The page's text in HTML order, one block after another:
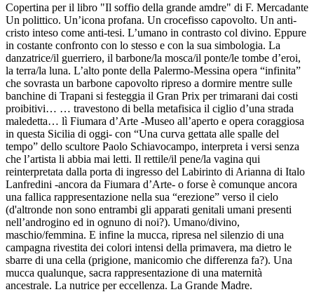
Copertina per il libro "Il soffio della grande amdre" di F. Mercadante
Un polittico. Un’icona profana. Un crocefisso capovolto. Un anti-
cristo inteso come anti-tesi. L’umano in contrasto col divino. Eppure
in costante confronto con lo stesso e con la sua simbologia. La
danzatrice/il guerriero, il barbone/la mosca/il ponte/le tombe d’eroi,
la terra/la luna. L’alto ponte della Palermo-Messina opera “infinita”
che sovrasta un barbone capovolto ripreso a dormire mentre sulle
banchine di Trapani si festeggia il Gran Prix per trimarani dai costi
proibitivi… … travestono di bella metafisica il ciglio d’una strada
maledetta… lì Fiumara d’Arte -Museo all’aperto e opera coraggiosa
in questa Sicilia di oggi- con “Una curva gettata alle spalle del
tempo” dello scultore Paolo Schiavocampo, interpreta i versi senza
che l’artista li abbia mai letti. Il rettile/il pene/la vagina qui
reinterpretata dalla porta di ingresso del Labirinto di Arianna di Italo
Lanfredini -ancora da Fiumara d’Arte- o forse è comunque ancora
una fallica rappresentazione nella sua “erezione” verso il cielo
(d'altronde non sono entrambi gli apparati genitali umani presenti
nell’androgino ed in ognuno di noi?). Umano/divino,
maschio/femmina. E infine la mucca, ripresa nel silenzio di una
campagna rivestita dei colori intensi della primavera, ma dietro le
sbarre di una cella (prigione, manicomio che differenza fa?). Una
mucca qualunque, sacra rappresentazione di una maternità
ancestrale. La nutrice per eccellenza. La Grande Madre.